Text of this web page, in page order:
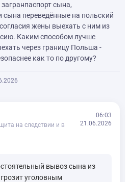
сына,
сына переведённые на польский
жены выехать с ним из
Каким способом лучше
через границу Польша -
как то по другому?
на следствии и в
06:03
21.06.2026
вывоз сына из
уголовным